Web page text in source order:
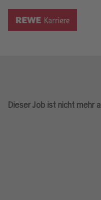
Dieser Job ist nicht mehr